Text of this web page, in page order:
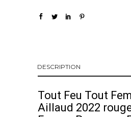
DESCRIPTION
Tout Feu Tout
Aillaud 2022